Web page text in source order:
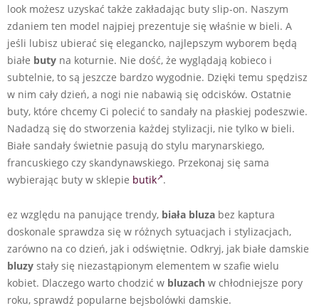
look możesz uzyskać także zakładając buty slip-on. Naszym
zdaniem ten model najpiej prezentuje się właśnie w bieli. A
jeśli lubisz ubierać się elegancko, najlepszym wyborem będą
białe buty na koturnie. Nie dość, że wyglądają kobieco i
subtelnie, to są jeszcze bardzo wygodnie. Dzięki temu spędzisz
w nim cały dzień, a nogi nie nabawią się odcisków. Ostatnie
buty, które chcemy Ci polecić to sandały na płaskiej podeszwie.
Nadadzą się do stworzenia każdej stylizacji, nie tylko w bieli.
Białe sandały świetnie pasują do stylu marynarskiego,
francuskiego czy skandynawskiego. Przekonaj się sama
wybierając buty w sklepie butik .
ez względu na panujące trendy, biała bluza bez kaptura
doskonale sprawdza się w różnych sytuacjach i stylizacjach,
zarówno na co dzień, jak i odświętnie. Odkryj, jak białe damskie
bluzy stały się niezastąpionym elementem w szafie wielu
kobiet. Dlaczego warto chodzić w bluzach w chłodniejsze pory
roku, sprawdź popularne bejsbolówki damskie.